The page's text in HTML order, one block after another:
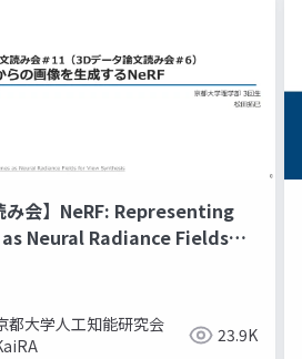
み会】NeRF: Representing
Neural Radiance Fields
都大学人工知能研究会
23.9K